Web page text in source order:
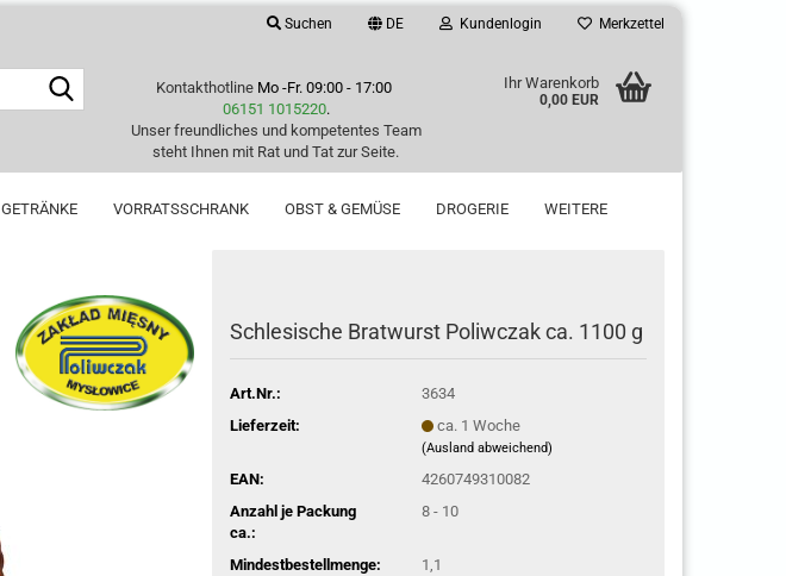
Suchen DE Kundenlogin Merkzettel
Kontakthotline Mo -Fr. 09:00 - 17:00
06151 1015220.
Unser freundliches und kompetentes Team
steht Ihnen mit Rat und Tat zur Seite.
Ihr Warenkorb
0,00 EUR
GETRÄNKE VORRATSSCHRANK OBST & GEMÜSE DROGERIE WEITERE
Schlesische Bratwurst Poliwczak ca. 1100 g
Art.Nr.:
3634
Lieferzeit:
ca. 1 Woche
(Ausland abweichend)
EAN:
4260749310082
Anzahl je Packung
ca.:
8 - 10
Mindestbestellmenge: 1,1